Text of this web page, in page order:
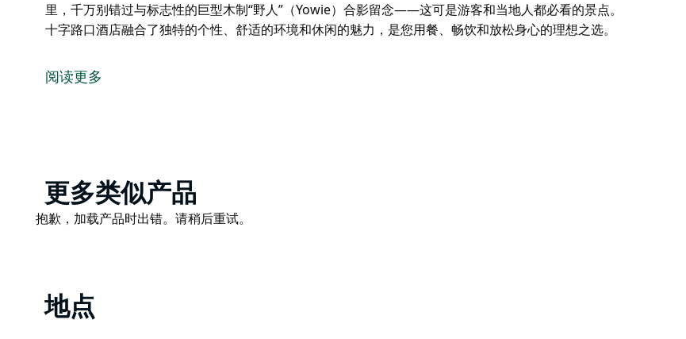
里，千万别错过与标志性的巨型木制“野人”（Yowie）合影留念——这可是游客和当地人都必看的景点。
十字路口酒店融合了独特的个性、舒适的环境和休闲的魅力，是您用餐、畅饮和放松身心的理想之选。
围的聚集地。
景点。
十字路口酒店融合了独特的个性、舒适的环境和休闲的魅力，是您用餐、畅饮和放松身心的理想之选。
阅读更多
Product
List
更多类似产品
Product
抱歉，加载产品时出错。请稍后重试。
地点